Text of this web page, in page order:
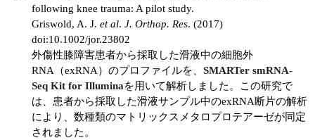
following knee trauma: A pilot study.
Griswold, A. J. et al. J. Orthop. Res. (2017)
doi:10.1002/jor.23802
外傷性膝障害患者から採取した滑液中の細胞外
RNA（exRNA）のプロファイルを、 SMARTer smRNA-
Seq Kit for Illuminaを用いて解析しました。この研究で
は、患者から採取した滑液サンプル中のexRNA断片の解析
により、数種類のマトリックスメタロプロテアーゼが同定
されました。